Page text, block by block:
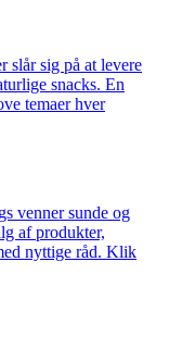
slår sig på at levere
snacks. En
temaer hver
venner sunde og
af produkter,
nyttige råd. Klik